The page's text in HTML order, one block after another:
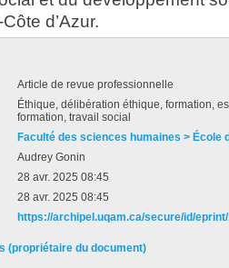
d’Azur.
Article de revue professionnelle
Éthique, délibération éthique, formation,
formation, travail social
Faculté des sciences humaines > École
Audrey Gonin
28 avr. 2025 08:45
28 avr. 2025 08:45
https://archipel.uqam.ca/secure/id/
(propriétaire du document)